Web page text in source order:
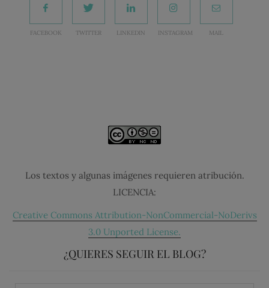
FACEBOOK TWITTER LINKEDIN INSTAGRAM MAIL
Los textos y algunas imágenes requieren atribución.
LICENCIA:
Creative Commons Attribution-NonCommercial-NoDerivs
3.0 Unported License.
¿QUIERES SEGUIR EL BLOG?